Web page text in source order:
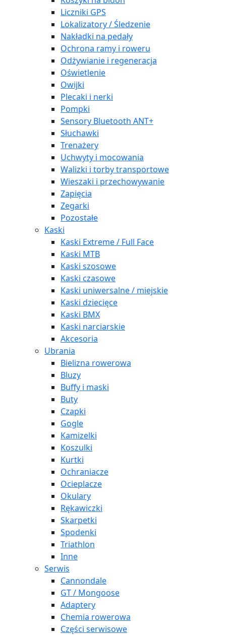
Liczniki GPS
Lokalizatory / Śledzenie
Nakładki na pedały
Ochrona ramy i roweru
Odżywianie i regeneracja
Oświetlenie
Owijki
Plecaki i nerki
Pompki
Sensory Bluetooth ANT+
Słuchawki
Trenażery
Uchwyty i mocowania
Walizki i torby transportowe
Wieszaki i przechowywanie
Zapięcia
Zegarki
Pozostałe
Kaski
Kaski Extreme / Full Face
Kaski MTB
Kaski szosowe
Kaski czasowe
Kaski uniwersalne / miejskie
Kaski dziecięce
Kaski BMX
Kaski narciarskie
Akcesoria
Ubrania
Bielizna rowerowa
Bluzy
Buffy i maski
Buty
Czapki
Gogle
Kamizelki
Koszulki
Kurtki
Ochraniacze
Ocieplacze
Okulary
Rękawiczki
Skarpetki
Spodenki
Triathlon
Inne
Serwis
Cannondale
GT / Mongoose
Adaptery
Chemia rowerowa
Części serwisowe